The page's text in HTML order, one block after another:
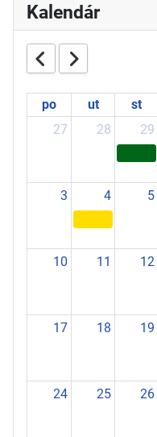
Kalendár
po ut st
27
28 29
3 4 5
10 11 12
17 18 19
24 25 26